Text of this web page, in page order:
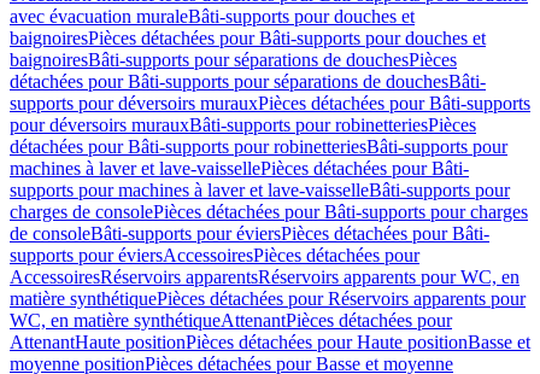
avec évacuation muraleBâti-supports pour douches et
baignoiresPièces détachées pour Bâti-supports pour douches et
baignoiresBâti-supports pour séparations de douchesPièces
détachées pour Bâti-supports pour séparations de douchesBâti-
supports pour déversoirs murauxPièces détachées pour Bâti-supports
pour déversoirs murauxBâti-supports pour robinetteriesPièces
détachées pour Bâti-supports pour robinetteriesBâti-supports pour
machines à laver et lave-vaissellePièces détachées pour Bâti-
supports pour machines à laver et lave-vaisselleBâti-supports pour
charges de consolePièces détachées pour Bâti-supports pour charges
de consoleBâti-supports pour éviersPièces détachées pour Bâti-
supports pour éviersAccessoiresPièces détachées pour
AccessoiresRéservoirs apparentsRéservoirs apparents pour WC, en
matière synthétiquePièces détachées pour Réservoirs apparents pour
WC, en matière synthétiqueAttenantPièces détachées pour
AttenantHaute positionPièces détachées pour Haute positionBasse et
moyenne positionPièces détachées pour Basse et moyenne